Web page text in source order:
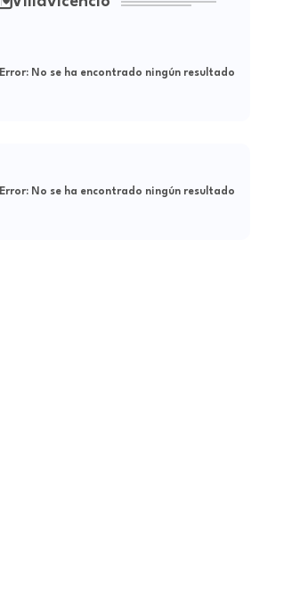
Error:No se ha encontrado ningún resultado
Error:No se ha encontrado ningún resultado